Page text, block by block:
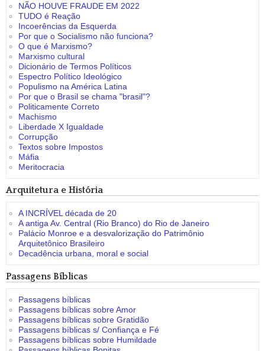
NÃO HOUVE FRAUDE EM 2022
TUDO é Reação
Incoerências da Esquerda
Por que o Socialismo não funciona?
O que é Marxismo?
Marxismo cultural
Dicionário de Termos Políticos
Espectro Político Ideológico
Populismo na América Latina
Por que o Brasil se chama "brasil"?
Politicamente Correto
Machismo
Liberdade X Igualdade
Corrupção
Textos sobre Impostos
Máfia
Meritocracia
Arquitetura e História
A INCRÍVEL década de 20
A antiga Av. Central (Rio Branco) do Rio de Janeiro
Palácio Monroe e a desvalorização do Patrimônio
Arquitetônico Brasileiro
Decadência urbana, moral e social
Passagens Bíblicas
Passagens bíblicas
Passagens bíblicas sobre Amor
Passagens bíblicas sobre Gratidão
Passagens bíblicas s/ Confiança e Fé
Passagens bíblicas sobre Humildade